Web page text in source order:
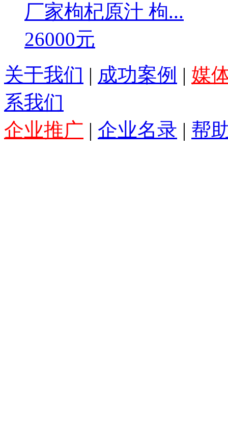
厂家枸杞原汁 枸...
26000元
关于我们 | 成功案例 | 媒
系我们
企业推广 | 企业名录 | 帮